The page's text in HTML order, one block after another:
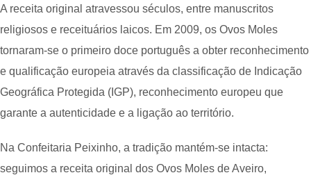
A receita original atravessou séculos, entre manuscritos
religiosos e receituários laicos. Em 2009, os Ovos Moles
tornaram-se o primeiro doce português a obter reconhecimento
e qualificação europeia através da classificação de Indicação
Geográfica Protegida (IGP), reconhecimento europeu que
garante a autenticidade e a ligação ao território.
Na Confeitaria Peixinho, a tradição mantém-se intacta:
seguimos a receita original dos Ovos Moles de Aveiro,